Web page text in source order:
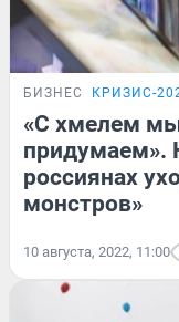
БИЗНЕС КРИЗИС-
«С хмелем
придумаем».
россиянах
монстров»
10 августа, 2022, 11:00